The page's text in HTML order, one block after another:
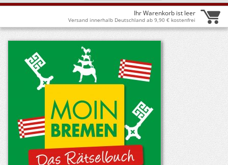
Ihr Warenkorb ist leer
Versand innerhalb Deutschland ab 9,90 € kostenfrei